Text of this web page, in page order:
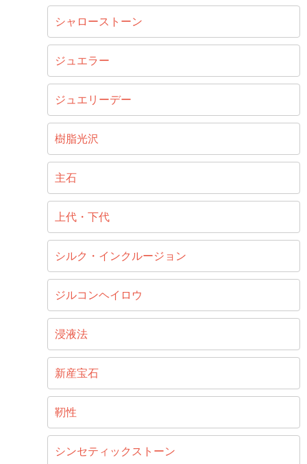
シャローストーン
ジュエラー
ジュエリーデー
樹脂光沢
主石
上代・下代
シルク・インクルージョン
ジルコンヘイロウ
浸液法
新産宝石
靭性
シンセティックストーン